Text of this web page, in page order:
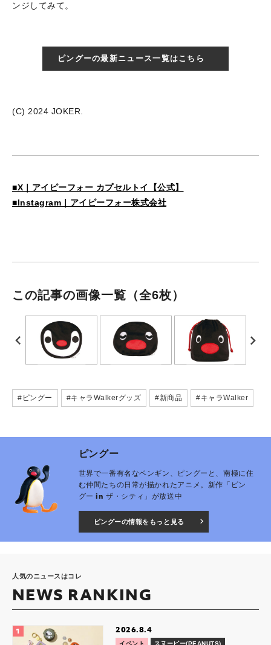
ンジしてみて。
ピングーの最新ニュース一覧はこちら
(C) 2024 JOKER.
■X｜アイピーフォー カプセルトイ【公式】
■Instagram｜アイピーフォー株式会社
この記事の画像一覧 （全6枚）
#ピングー #キャラWalkerグッズ #新商品 #キャラWalker
ピングー
世界で一番有名なペンギン、ピングーと、南極に住
む仲間たちの日常が描かれたアニメ。新作「ピン
グー in ザ・シティ」が放送中
ピングーの情報をもっと見る
人気のニュースはコレ
NEWS RANKING
2026.8.4
イベント スヌーピー(PEANUTS)